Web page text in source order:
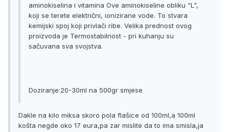
aminokiselina i vitamina Ove aminokiseline obliku "L",
koji se terete električni, ionizirane vode. To stvara
kemijski spoj koji privlači ribe. Velika prednost ovog
proizvoda je Termostabilnost - pri kuhanju su
sačuvana sva svojstva.
Doziranje:20-30ml na 500gr smjese
Dakle na kilo miksa skoro pola flašice od 100ml,a 100ml
košta negde oko 17 eura,pa zar mislite da to ima smisla,ja